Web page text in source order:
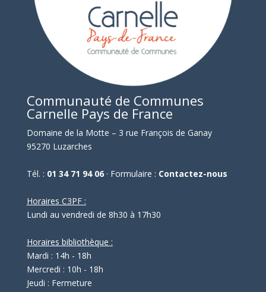
Communauté de Communes
Carnelle Pays de France
Domaine de la Motte – 3 rue François de Ganay
95270 Luzarches
Tél. : 01 34 71 94 06· Formulaire : Contactez-nous
Horaires C3PF :
Lundi au vendredi de 8h30 à 17h30
Horaires bibliothèque :
Mardi : 14h - 18h
Mercredi : 10h - 18h
Jeudi : Fermeture